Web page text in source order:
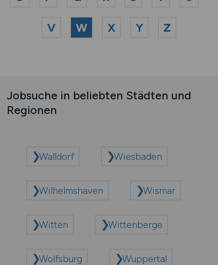
V W X Y Z
Jobsuche in beliebten Städten und
Regionen
Walldorf Wiesbaden
Wilhelmshaven Wismar
Witten Wittenberge
Wolfsburg Wuppertal